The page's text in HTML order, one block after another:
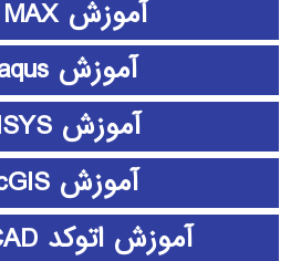
آموزش 3D MAX
آموزش abaqus
آموزش ANSYS
آموزش ArcGIS
آموزش اتوکد AUTOCAD